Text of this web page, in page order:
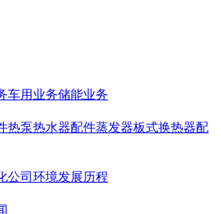
车用业务储能业务
热泵热水器配件蒸发器板式换热器配
公司环境发展历程